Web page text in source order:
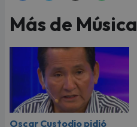
Más de Música
Oscar Custodio pidió